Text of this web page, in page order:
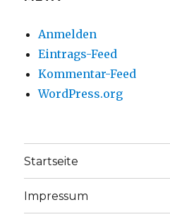
Anmelden
Eintrags-Feed
Kommentar-Feed
WordPress.org
Startseite
Impressum